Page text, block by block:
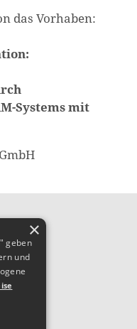
das Vorhaben:
Systems mit
×
geben
und